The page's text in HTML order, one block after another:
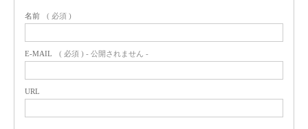
名前 ( 必須 )
E-MAIL ( 必須 ) - 公開されません -
URL